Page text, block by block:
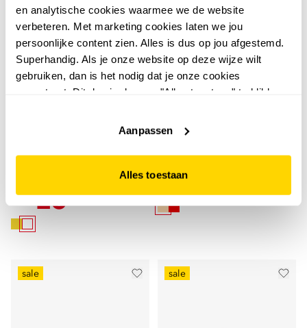
en analytische cookies waarmee we de website
verbeteren. Met marketing cookies laten we jou
persoonlijke content zien. Alles is dus op jou afgestemd.
Superhandig. Als je onze website op deze wijze wilt
gebruiken, dan is het nodig dat je onze cookies
accepteert. Dit doe je door op "Alles toestaan" te klikken.
website niet optimaal functioneert.
Aanpassen
Alles toestaan
2500
XX By Mexx dames
slippers beige
35
sale sale